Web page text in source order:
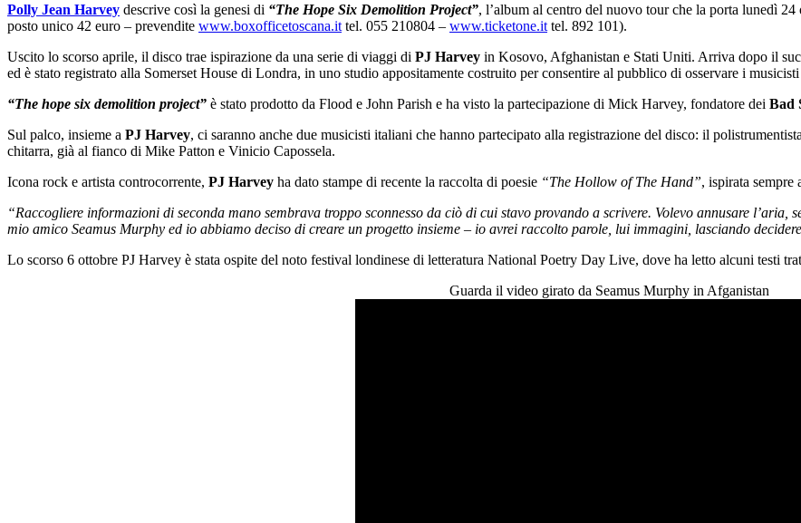
Polly Jean Harvey descrive così la genesi di “The Hope Six Demolition Project”, l’album al centro del nuovo tour che la porta lunedì
posto unico 42 euro – prevendite www.boxofficetoscana.it tel. 055 210804 – www.ticketone.it tel. 892 101).
Uscito lo scorso aprile, il disco trae ispirazione da una serie di viaggi di PJ Harvey in Kosovo, Afghanistan e Stati Uniti. Arriva dopo il
ed è stato registrato alla Somerset House di Londra, in uno studio appositamente costruito per consentire al pubblico di osservare i musicisti
“The hope six demolition project” è stato prodotto da Flood e John Parish e ha visto la partecipazione di Mick Harvey, fondatore dei Bad
Sul palco, insieme a PJ Harvey, ci saranno anche due musicisti italiani che hanno partecipato alla registrazione del disco: il polistrumentista
chitarra, già al fianco di Mike Patton e Vinicio Capossela.
Icona rock e artista controcorrente, PJ Harvey ha dato stampe di recente la raccolta di poesie “The Hollow of The Hand”, ispirata
“Raccogliere informazioni di seconda mano sembrava troppo sconnesso da ciò di cui stavo provando a scrivere. Volevo annusare
mio amico Seamus Murphy ed io abbiamo deciso di creare un progetto insieme – io avrei raccolto parole, lui immagini, lasciando
Lo scorso 6 ottobre PJ Harvey è stata ospite del noto festival londinese di letteratura National Poetry Day Live, dove ha letto alcuni testi
Guarda il video girato da Seamus Murphy in Afganistan